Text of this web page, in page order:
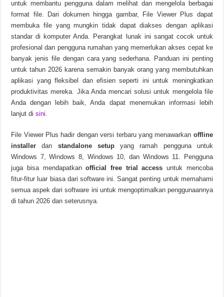
Chinese Frontiers v2.3.2582 Unduhan Gratis
untuk membantu pengguna dalam melihat dan mengelola berbagai
format file. Dari dokumen hingga gambar, File Viewer Plus dapat
membuka file yang mungkin tidak dapat diakses dengan aplikasi
standar di komputer Anda. Perangkat lunak ini sangat cocok untuk
profesional dan pengguna rumahan yang memerlukan akses cepat ke
banyak jenis file dengan cara yang sederhana. Panduan ini penting
untuk tahun 2026 karena semakin banyak orang yang membutuhkan
aplikasi yang fleksibel dan efisien seperti ini untuk meningkatkan
produktivitas mereka. Jika Anda mencari solusi untuk mengelola file
Anda dengan lebih baik, Anda dapat menemukan informasi lebih
lanjut disini.
File Viewer Plus hadir dengan versi terbaru yang menawarkan offline
installer dan standalone setupyang ramah pengguna untuk
Windows 7, Windows 8, Windows 10, dan Windows 11. Pengguna
juga bisa mendapatkanofficial free trial access untuk mencoba
fitur-fitur luar biasa dari software ini. Sangat penting untuk memahami
semua aspek dari software ini untuk mengoptimalkan penggunaannya
di tahun 2026 dan seterusnya.